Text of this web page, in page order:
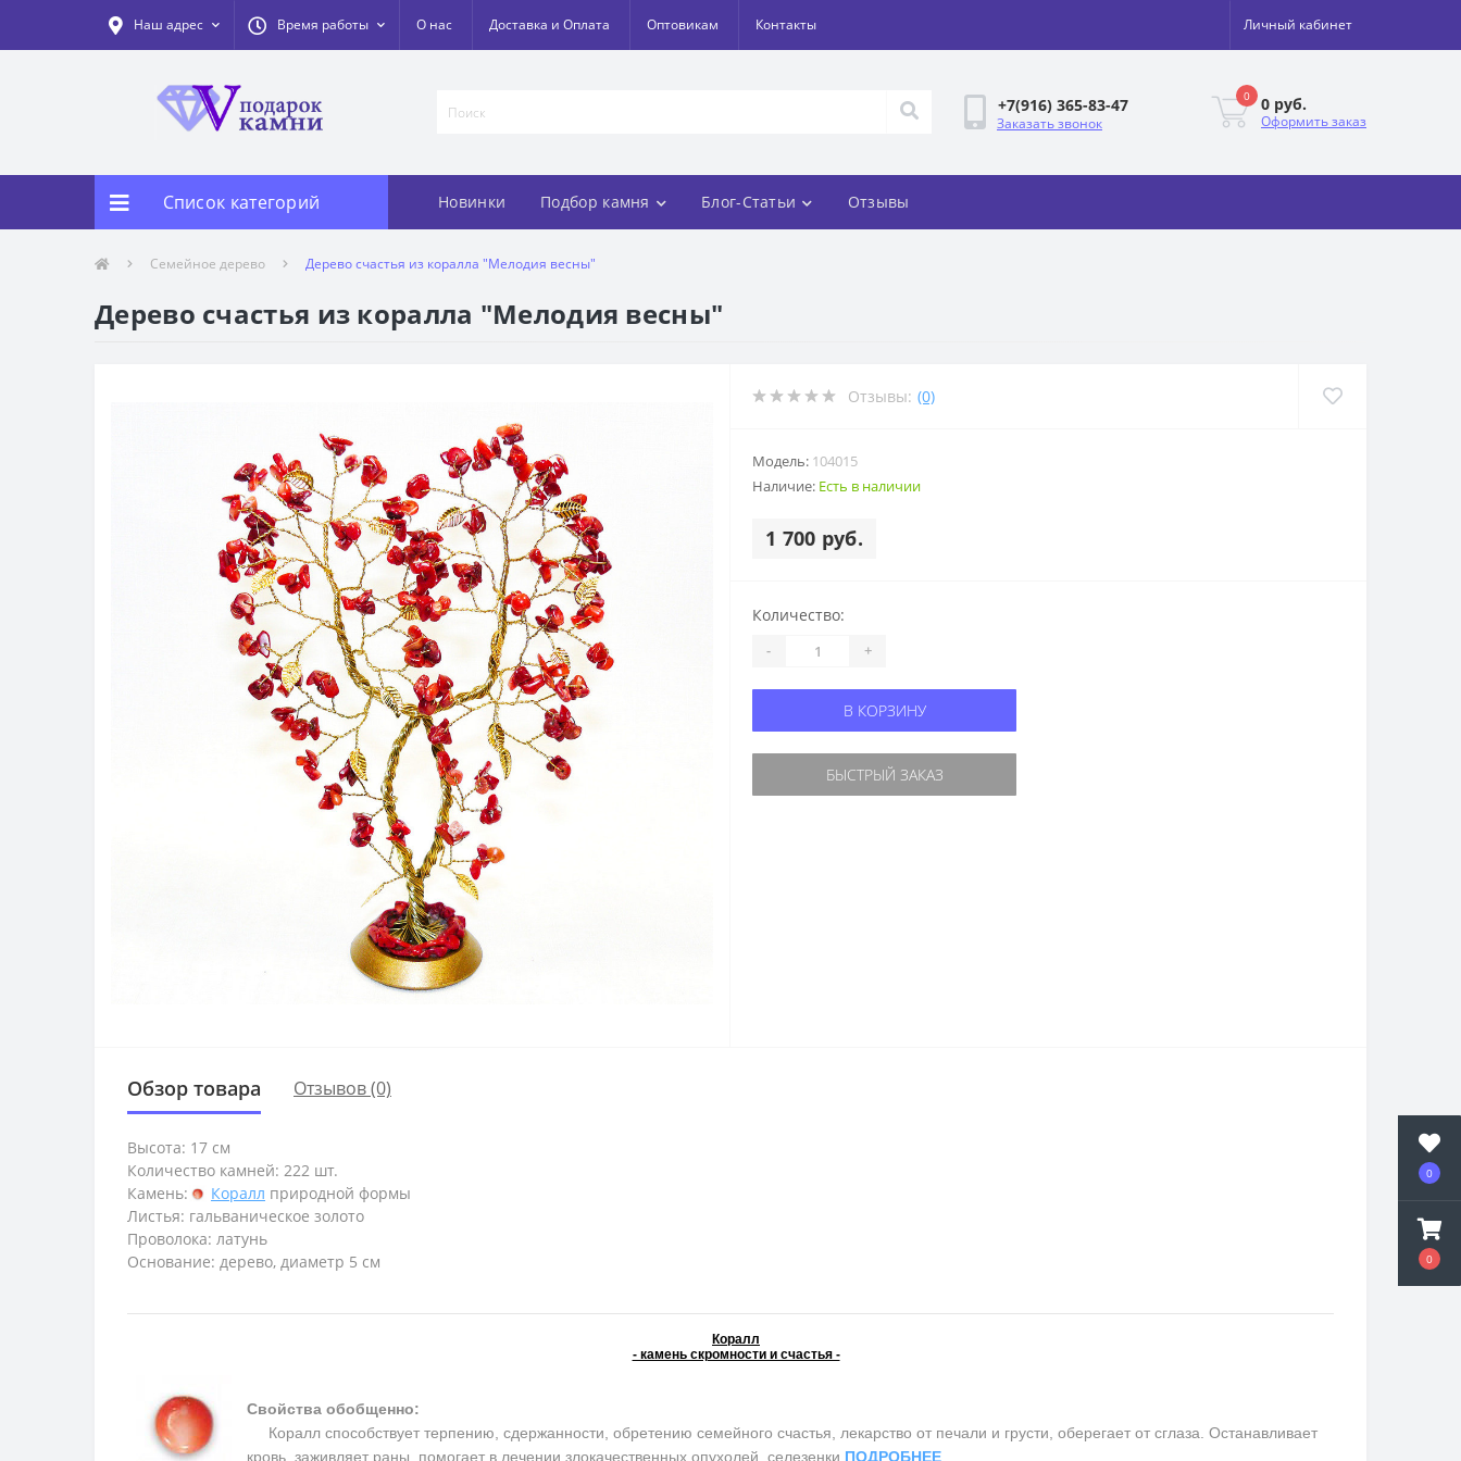
0
0
Наш адрес Время работы О нас Доставка и Оплата Оптовикам Контакты Личный кабинет
+7(916) 365-83-47
Заказать звонок
0 0 руб.
Оформить заказ
Список категорий Новинки Подбор камня Блог-Статьи Отзывы
Семейное дерево Дерево счастья из коралла "Мелодия весны"
Дерево счастья из коралла "Мелодия весны"
Отзывы: (0)
Модель: 104015
Наличие: Есть в наличии
1 700 руб.
Количество:
- +
В КОРЗИНУ
БЫСТРЫЙ ЗАКАЗ
Обзор товара Отзывов (0)
Высота: 17 см
Количество камней: 222 шт.
Камень:
Коралл природной формы
Листья: гальваническое золото
Проволока: латунь
Основание: дерево, диаметр 5 см
Коралл
- камень скромности и счастья -
Свойства обобщенно:
Коралл способствует терпению, сдержанности, обретению семейного счастья, лекарство от печали и грусти, оберегает от сглаза. Останавливает
кровь, заживляет раны, помогает в лечении злокачественных опухолей, селезенки ПОДРОБНЕЕ